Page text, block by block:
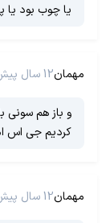
یا چوب بود یا
مهمان12 سال پیش
و باز هم سونی
کردیم جى اس
مهمان12 سال پیش